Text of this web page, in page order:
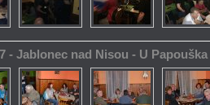
- Jablonec nad Nisou - U